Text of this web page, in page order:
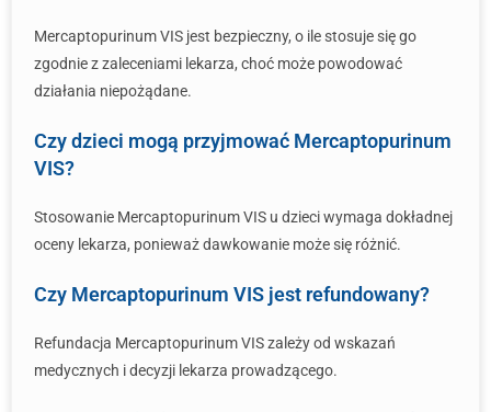
Mercaptopurinum VIS jest bezpieczny, o ile stosuje się go
zgodnie z zaleceniami lekarza, choć może powodować
działania niepożądane.
Czy dzieci mogą przyjmować Mercaptopurinum
VIS?
Stosowanie Mercaptopurinum VIS u dzieci wymaga dokładnej
oceny lekarza, ponieważ dawkowanie może się różnić.
Czy Mercaptopurinum VIS jest refundowany?
Refundacja Mercaptopurinum VIS zależy od wskazań
medycznych i decyzji lekarza prowadzącego.